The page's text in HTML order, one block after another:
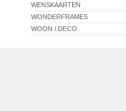
WENSKAARTEN
WONDERFRAMES
WOON / DECO